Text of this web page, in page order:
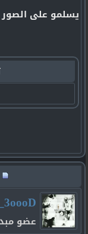
يسلمو على الصور
عضو